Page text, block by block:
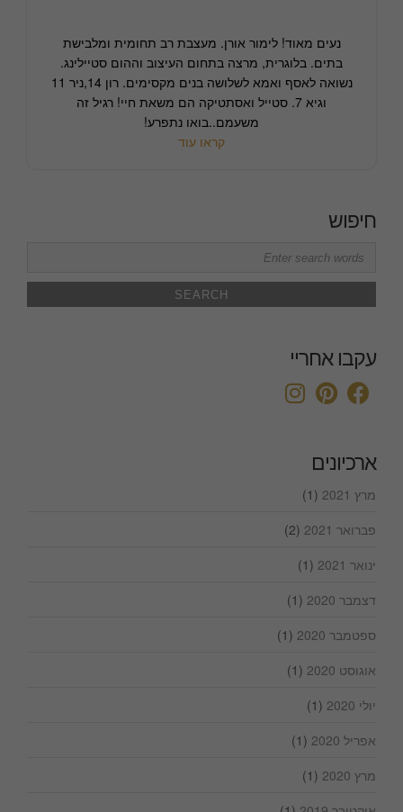
נעים מאוד! לימור אורן. מעצבת רב תחומית ומלבישת
בתים. בלוגרית, מרצה בתחום העיצוב וההום סטיילינג.
נשואה לאסף ואמא לשלושה בנים מקסימים. רון 14,ניר 11
וגיא 7. סטייל ואסתטיקה הם משאת חיי! רגיל זה
משעמם..בואו נתפרע!
קראו עוד
חיפוש
Search
עקבו אחריי
ארכיונים
מרץ 2021
(1)
פברואר 2021
(2)
ינואר 2021
(1)
דצמבר 2020
(1)
ספטמבר 2020
(1)
אוגוסט 2020
(1)
יולי 2020
(1)
אפריל 2020
(1)
מרץ 2020
(1)